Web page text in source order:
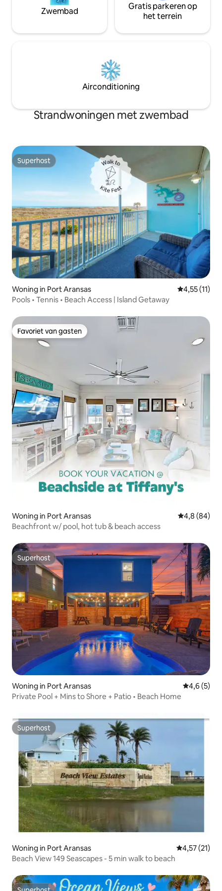
Zwembad
Gratis parkeren op
het terrein
Airconditioning
Strandwoningen met zwembad
Superhost
Superhost
Woning in Port Aransas Gemiddelde
4,55 (11)
Pools • Tennis • Beach Access | Island Getaway
Favoriet van gasten
Favoriet van gasten
Woning in Port Aransas Gemiddelde
4,8 (84)
Beachfront w/ pool, hot tub & beach access
Superhost
Superhost
Woning in Port Aransas
4,6 (5)
Private Pool + Mins to Shore + Patio • Beach Home
Superhost
Superhost
Woning in Port Aransas Gemiddelde
4,57 (21)
Beach View 149 Seascapes - 5 min walk to beach